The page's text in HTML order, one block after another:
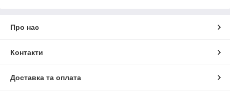
Про нас
Контакти
Доставка та оплата